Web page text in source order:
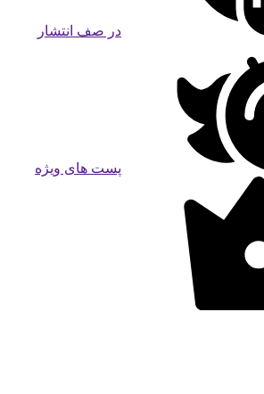
در صف انتشار
پست های ویژه